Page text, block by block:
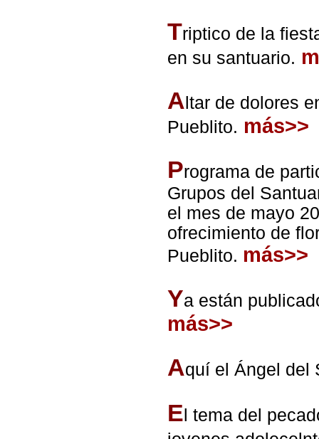
Triptico de la
en su santuario.
A ltar de dolores
Pueblito. más>>
Programa de
Grupos del
el mes de mayo
ofrecimiento de
Pueblito. más>>
Ya están
más>>
Aquí el Ángel del
E l tema del